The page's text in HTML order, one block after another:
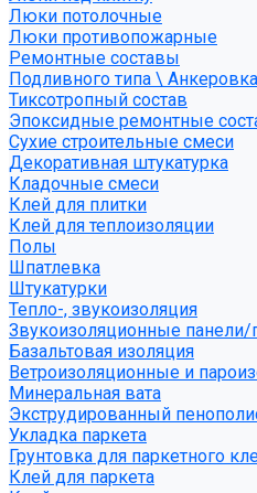
Люки потолочные
Люки противопожарные
Ремонтные составы
Подливного типа \ Анкеровка
Тиксотропный состав
Эпоксидные ремонтные
Сухие строительные смеси
Декоративная штукатурка
Кладочные смеси
Клей для плитки
Клей для теплоизоляции
Полы
Шпатлевка
Штукатурки
Тепло-, звукоизоляция
Звукоизоляционные панели/
Базальтовая изоляция
Ветроизоляционные и
Минеральная вата
Экструдированный
Укладка паркета
Грунтовка для паркетного
Клей для паркета